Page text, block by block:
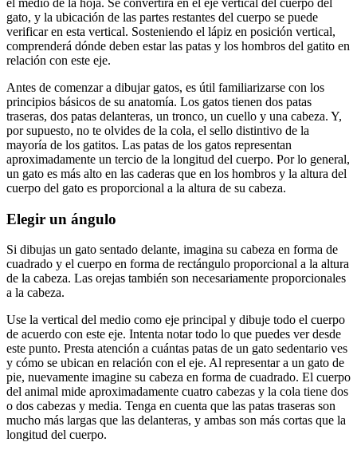
gato, y la ubicación de las partes restantes del cuerpo se puede
verificar en esta vertical. Sosteniendo el lápiz en posición vertical,
comprenderá dónde deben estar las patas y los hombros del gatito en
relación con este eje.
Antes de comenzar a dibujar gatos, es útil familiarizarse con los
principios básicos de su anatomía. Los gatos tienen dos patas
traseras, dos patas delanteras, un tronco, un cuello y una cabeza. Y,
por supuesto, no te olvides de la cola, el sello distintivo de la
mayoría de los gatitos. Las patas de los gatos representan
aproximadamente un tercio de la longitud del cuerpo. Por lo general,
un gato es más alto en las caderas que en los hombros y la altura del
cuerpo del gato es proporcional a la altura de su cabeza.
Elegir un ángulo
Si dibujas un gato sentado delante, imagina su cabeza en forma de
cuadrado y el cuerpo en forma de rectángulo proporcional a la altura
de la cabeza. Las orejas también son necesariamente proporcionales
a la cabeza.
Use la vertical del medio como eje principal y dibuje todo el cuerpo
de acuerdo con este eje. Intenta notar todo lo que puedes ver desde
este punto. Presta atención a cuántas patas de un gato sedentario ves
y cómo se ubican en relación con el eje. Al representar a un gato de
pie, nuevamente imagine su cabeza en forma de cuadrado. El cuerpo
del animal mide aproximadamente cuatro cabezas y la cola tiene dos
o dos cabezas y media. Tenga en cuenta que las patas traseras son
mucho más largas que las delanteras, y ambas son más cortas que la
longitud del cuerpo.